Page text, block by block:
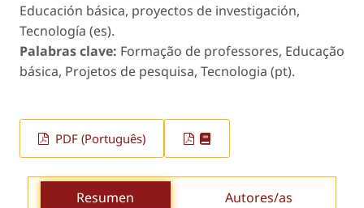
Educación básica, proyectos de investigación,
Tecnología (es).
Palabras clave: Formação de professores, Educação
básica, Projetos de pesquisa, Tecnologia (pt).
PDF (Português)
Resumen Autores/as